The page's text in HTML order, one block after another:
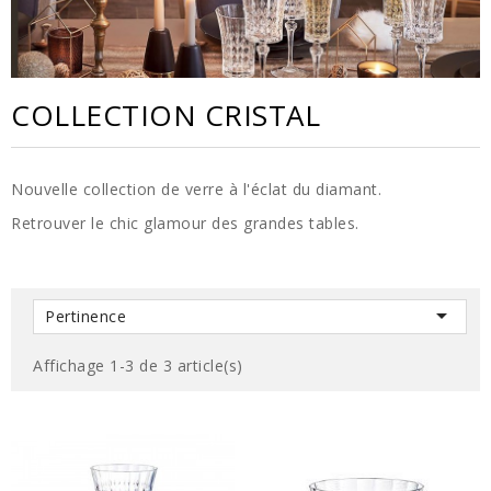
COLLECTION CRISTAL
Nouvelle collection de verre à l'éclat du diamant.
Retrouver le chic glamour des grandes tables.
Pertinence 
Affichage 1-3 de 3 article(s)